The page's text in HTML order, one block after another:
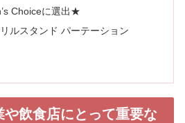
Choiceに選出★
リルスタンド パーテーション
や飲食店にとって重要な